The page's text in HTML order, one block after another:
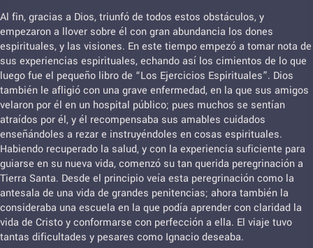
Al fin, gracias a Dios, triunfó de todos estos obstáculos, y
empezaron a llover sobre él con gran abundancia los dones
espirituales, y las visiones. En este tiempo empezó a tomar nota de
sus experiencias espirituales, echando así los cimientos de lo que
luego fue el pequeño libro de “Los Ejercicios Espirituales”. Dios
también le afligió con una grave enfermedad, en la que sus amigos
velaron por él en un hospital público; pues muchos se sentían
atraídos por él, y él recompensaba sus amables cuidados
enseñándoles a rezar e instruyéndoles en cosas espirituales.
Habiendo recuperado la salud, y con la experiencia suficiente para
guiarse en su nueva vida, comenzó su tan querida peregrinación a
Tierra Santa. Desde el principio veía esta peregrinación como la
antesala de una vida de grandes penitencias; ahora también la
consideraba una escuela en la que podía aprender con claridad la
vida de Cristo y conformarse con perfección a ella. El viaje tuvo
tantas dificultades y pesares como Ignacio deseaba.